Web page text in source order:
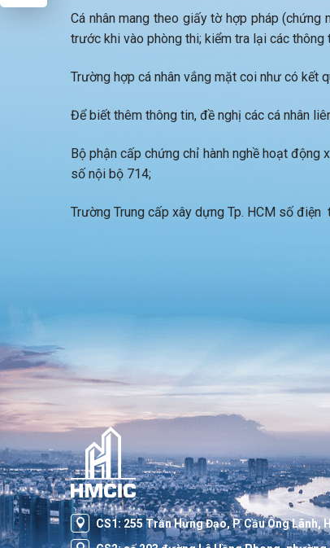
Cá nhân mang theo giấy tờ hợp pháp
trước khi vào phòng thi; kiểm tra lại các
Trường hợp cá nhân vắng mặt coi như có kết
Để biết thêm thông tin, đề nghị các cá nhân
Bộ phận cấp chứng chỉ hành nghề hoạt
số nội bộ 714;
Trường Trung cấp xây dựng Tp. HCM số
CS1: 255 Trần Hưng Đạo, P. Cầu Ông Lãnh,